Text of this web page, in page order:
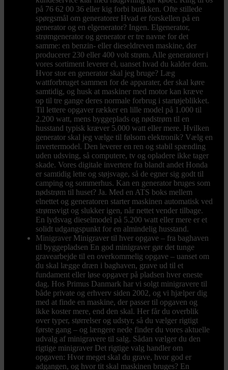
på 76 62 00 36 eller kig forbi butikken. Ofte stillede
spørgsmål om generatorer Hvad er forskellen på en
generator og en elgenerator? Ingen. Elgenerator,
strømgenerator og generator er tre navne for det
samme: en benzin- eller dieseldreven maskine, der
producerer 230 eller 400 volt strøm. Alle generatorer i
vores sortiment leverer el, uanset hvad du kalder dem.
Hvor stor en generator skal jeg bruge? Læg
wattforbruget sammen for de apparater, der skal køre
samtidig, og husk at maskiner med motor kan kræve
op til tre gange deres normale forbrug i startøjeblikket.
Til lettere opgaver rækker en lille model på 1.000 til
2.200 watt, mens byggeplads og nødstrøm til en
husstand typisk kræver 5.000 watt eller mere. Hvilken
generator skal jeg vælge til følsom elektronik? Vælg en
invertermodel. Den leverer en ren og stabil spænding
uden udsving, så computere, tv og opladere ikke tager
skade. Vores digitale invertere fra blandt andet Honda
er samtidig lette og støjsvage, så de egner sig godt til
camping og sommerhus. Kan en generator bruges som
nødstrøm til huset? Ja. Med en ATS boks mellem
elnettet og generatoren starter maskinen automatisk ved
strømsvigt og slukker igen, når nettet vender tilbage.
En lydsvag dieselmodel på 5.200 watt eller mere er et
solidt udgangspunkt for en almindelig husstand.
Minigraver Minigraver til hver opgave – fra baghaven
til byggepladsen En god minigraver gør det tunge
gravearbejde til en overkommelig opgave – uanset om
du skal lægge dræn i baghaven, grave ud til et
fundament eller løse opgaver på pladsen hver eneste
dag. Hos Primus Danmark har vi solgt minigravere til
både private og erhverv siden 2002, og vi hjælper dig
med at finde en maskine, der passer til opgaven og
ikke koster mere, end den skal. Her får du overblik
over typer, størrelser og udstyr, så du vælger rigtigt
første gang – og længere nede finder du vores aktuelle
udvalg af minigravere til salg. Sådan vælger du den
rigtige minigraver Det rigtige valg handler om
opgaven: Hvor meget skal du grave, hvor god er
adgangen, og hvor tit skal maskinen bruges? En